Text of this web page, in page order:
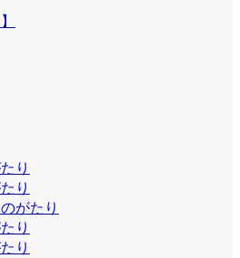
り
り
がたり
り
り